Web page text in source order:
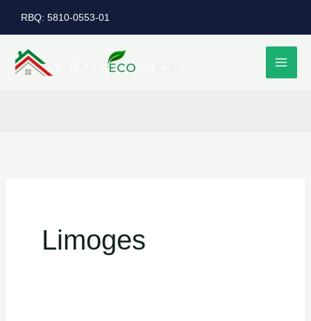
au
contenu
RBQ: 5810-0553-01
Limoges